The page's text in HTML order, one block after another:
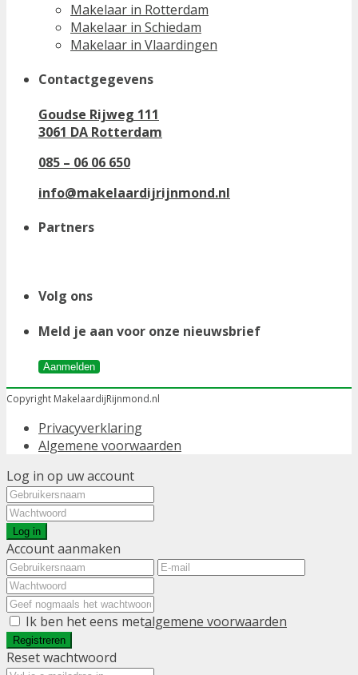
Makelaar in Rotterdam
Makelaar in Schiedam
Makelaar in Vlaardingen
Contactgegevens
Goudse Rijweg 111
3061 DA Rotterdam
085 – 06 06 650
info@makelaardijrijnmond.nl
Partners
Volg ons
Meld je aan voor onze nieuwsbrief
Aanmelden
Copyright MakelaardijRijnmond.nl
Privacyverklaring
Algemene voorwaarden
Log in op uw account
Log in
Account aanmaken
Ik ben het eens metalgemene voorwaarden
Registreren
Reset wachtwoord